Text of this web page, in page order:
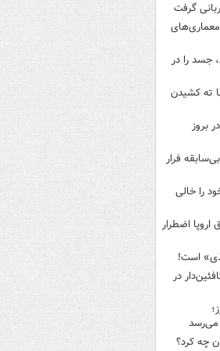
جسد را در
ته کشیدن
بروز
فرار
را خالی
اروپا اضطرار
است!
در
می‌رسد
چه کرد؟